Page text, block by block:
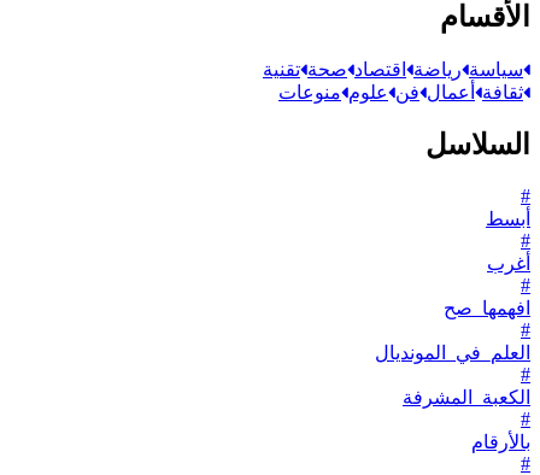
الأقسام
سياسة رياضة اقتصاد صحة تقنية
ثقافة أعمال فن علوم منوعات
السلاسل
#
أبسط
#
أغرب
#
افهمها_صح
#
العلم_في_المونديال
#
الكعبة_المشرفة
#
بالأرقام
#